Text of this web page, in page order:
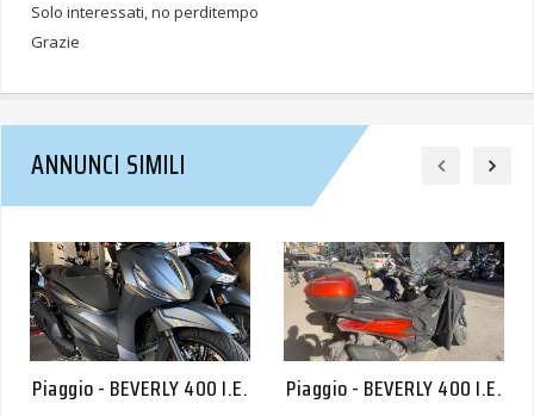
Solo interessati, no perditempo
Grazie
ANNUNCI SIMILI
Piaggio - BEVERLY 400 I.E. Piaggio - BEVERLY 400 I.E.